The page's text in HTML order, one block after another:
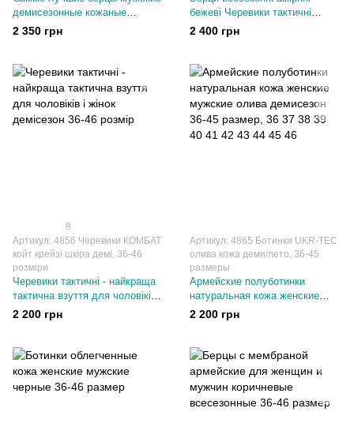
демисезонные кожаные
коричневые
2 350 грн
бежеві Черевики тактичні
жіночі чоловічі
2 400 грн
8
Артикул: 4856 Черевики КОМБАТ
койт крейзі шкіра демі, 36-46
розміри
Черевики тактичні - найкраща
тактична взуття для чоловіків і
жінок демісезон 36-46 розмір
2 200 грн
Артикул: 4865 Ботинки UKR-TEC
олива кожа деми/лето, 36-45
размеры
Армейские полуботинки
натуральная кожа женские
мужские олива демисезон 36-
45 размер
2 200 грн